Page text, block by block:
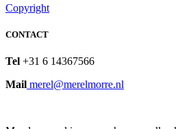
Copyright
CONTACT
Tel +31 6 14367566
Mail merel@merelmorre.nl